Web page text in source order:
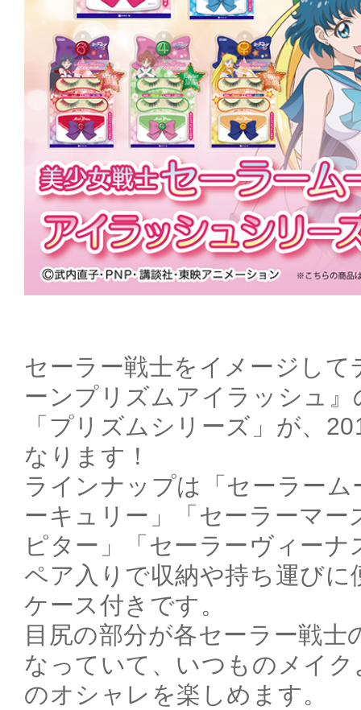
セーラー戦士をイメージし
ーンプリズムアイラッシュ
「プリズムシリーズ」が、
なります！
ラインナップは「セーラー
ーキュリー」「セーラーマー
ピター」「セーラーヴィーナ
ペア入りで収納や持ち運び
ケース付きです。
目尻の部分が各セーラー戦士
なっていて、いつものメイ
のオシャレを楽しめます。